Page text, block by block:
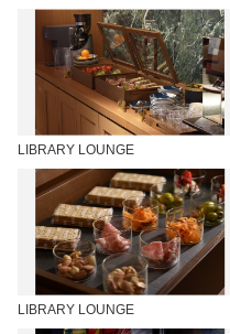
LIBRARY LOUNGE
LIBRARY LOUNGE